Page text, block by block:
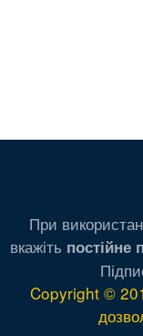
При
вкажіть постійне
Copyright ©